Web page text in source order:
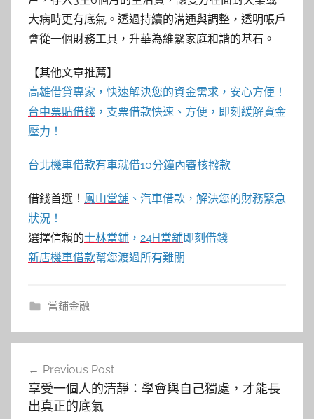
大病時更有底氣。透過持續的溝通與調整，透明帳戶
會從一個財務工具，升華為維繫家庭和諧的基石。
【其他文章推薦】
高雄借貸專家，快速解決您的資金需求，安心方便！
台中票貼借錢 ，支票借款快速、方便，即刻緩解資金
壓力！
台北機車借款有車就借10分鐘內審核撥款
借錢首選！ 鳳山當舖 、汽車借款，解決您的財務緊急
狀況！
選擇信賴的士林當鋪 ， 24H當舖即刻借錢
新店機車借款幫您渡過所有難關
當鋪金融
Previous Post
享受一個人的清靜：學會與自己獨處，才能長
出真正的底氣